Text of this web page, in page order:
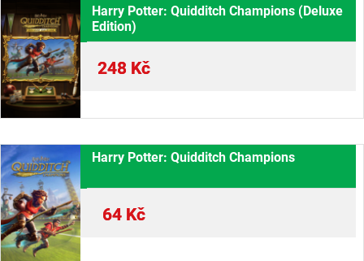
Harry Potter: Quidditch Champions (Deluxe
Edition)
248 Kč
Harry Potter: Quidditch Champions
64 Kč